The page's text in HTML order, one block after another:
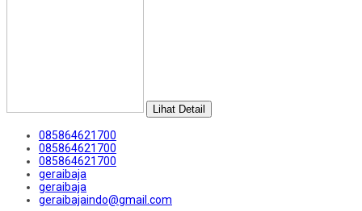
Lihat Detail
085864621700
085864621700
085864621700
geraibaja
geraibaja
geraibajaindo@gmail.com